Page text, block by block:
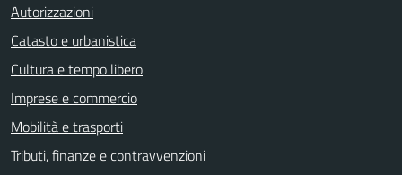
Autorizzazioni
Catasto e urbanistica
Cultura e tempo libero
Imprese e commercio
Mobilità e trasporti
Tributi, finanze e contravvenzioni